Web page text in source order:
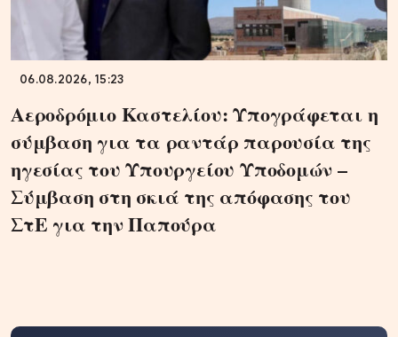
06.08.2026, 15:23
Αεροδρόμιο Καστελίου: Υπογράφεται η
σύμβαση για τα ραντάρ παρουσία της
ηγεσίας του Υπουργείου Υποδομών –
Σύμβαση στη σκιά της απόφασης του
ΣτΕ για την Παπούρα